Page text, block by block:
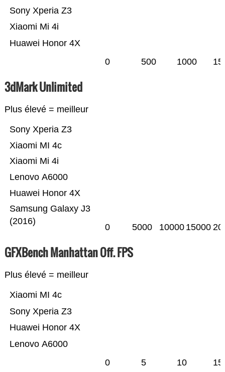
Huawei Honor 4X
Xiaomi Mi 4i
Sony Xperia Z3
0 500 1000
3dMark Unlimited
Plus élevé = meilleur
Samsung Galaxy J3
(2016)
Huawei Honor 4X
Lenovo A6000
Xiaomi Mi 4i
Xiaomi MI 4c
Sony Xperia Z3
0 5000 10000 15000
GFXBench Manhattan Off. FPS
Plus élevé = meilleur
Lenovo A6000
Huawei Honor 4X
Sony Xperia Z3
Xiaomi MI 4c
0 5 10 15